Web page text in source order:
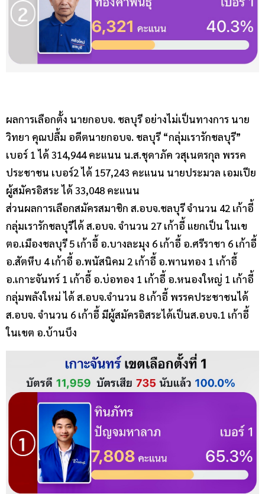
ผลการเลือกตั้ง นายกอบจ. ชลบุรี อย่างไม่เป็นทางการ นาย
วิทยา คุณปลื้ม อดีตนายกอบจ. ชลบุรี “กลุ่มเรารักชลบุรี”
เบอร์ 1 ได้ 314,944 คะแนน น.ส.ชุดาภัค วสุเนตรกุล พรรค
ประชาชน เบอร์2 ได้ 157,243 คะแนน นายประมวล เอมเปีย
ผู้สมัครอิสระ ได้ 33,048 คะแนน
ส่วนผลการเลือกสมัครสมาชิก ส.อบจ.ชลบุรี จำนวน 42 เก้าอี้
กลุ่มเรารักชลบุรีได้ ส.อบจ. จำนวน 27 เก้าอี้ แยกเป็น ในเข
ตอ.เมืองชลบุรี 5 เก้าอี้ อ.บางละมุง 6 เก้าอี้ อ.ศรีราชา 6 เก้าอี้
อ.สัตหีบ 4 เก้าอี้ อ.พนัสนิคม 2 เก้าอี้ อ.พานทอง 1 เก้าอี้
อ.เกาะจันทร์ 1 เก้าอี้ อ.บ่อทอง 1 เก้าอี้ อ.หนองใหญ่ 1 เก้าอี้
กลุ่มพลังใหม่ ได้ ส.อบจ.จำนวน 8 เก้าอี้ พรรคประชาชนได้
ส.อบจ. จำนวน 6 เก้าอี้ มีผู้สมัครอิสระได้เป็นส.อบจ.1 เก้าอี้
ในเขต อ.บ้านบึง